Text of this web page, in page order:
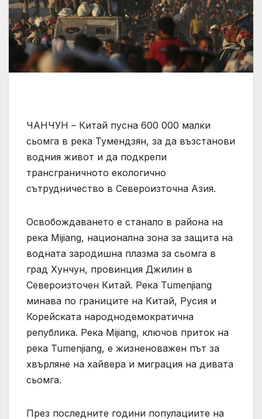
ЧАНЧУН – Китай пусна 600 000 малки
сьомга в река Тумендзян, за да възстанови
водния живот и да подкрепи
трансграничното екологично
сътрудничество в Североизточна Азия.
Освобождаването е станало в района на
река Mijiang, национална зона за защита на
водната зародишна плазма за сьомга в
град Хунчун, провинция Джилин в
Североизточен Китай. Река Tumenjiang
минава по границите на Китай, Русия и
Корейската народнодемократична
република. Река Mijiang, ключов приток на
река Tumenjiang, е жизненоважен път за
хвърляне на хайвера и миграция на дивата
сьомга.
През последните години популациите на